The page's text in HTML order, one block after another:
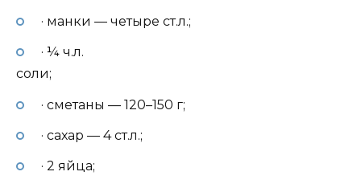
· манки — четыре ст.л.;
· ¼ ч.л.
соли;
· сметаны — 120–150 г;
· сахар — 4 ст.л.;
· 2 яйца;